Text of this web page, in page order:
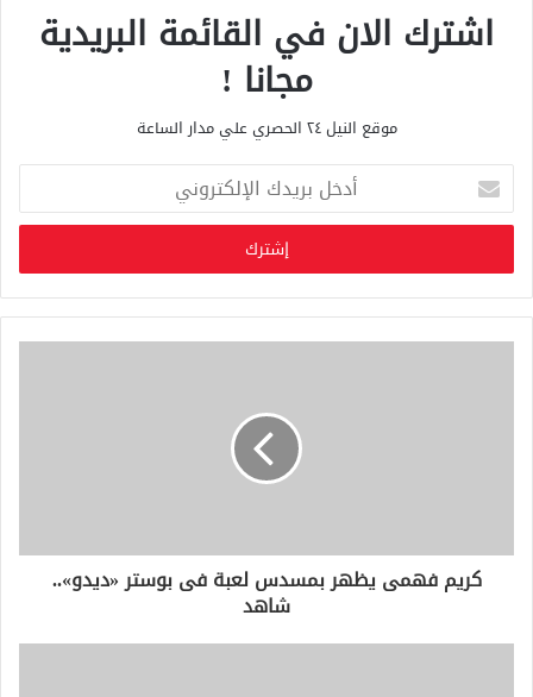
اشترك الان في القائمة البريدية
مجانا !
موقع النيل ٢٤ الحصري علي مدار الساعة
خ
ب
ر
ي
د
ر
كريم فهمى يظهر بمسدس لعبة فى بوستر «ديدو»..
شاهد